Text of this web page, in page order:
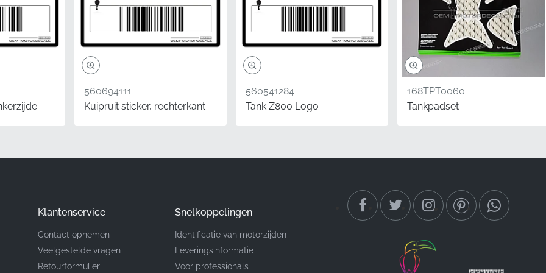
Kawasaki
Draagarmlager*
Embleem
Vinyl sticker
te bestellen.Bij het opfrissen van het uiterlijk van uw motor is het vaak verstandig
560694111
Kuipruit sticker, rechterkant
560541284
Tank Z800 Logo
168TPT0060
Tankpadset
Klantenservice
Contact opnemen
Veelgestelde vragen
Retourformulier
Snelkoppelingen
Identificatie van motorzijden
Leveringsinformatie
Voor professionals